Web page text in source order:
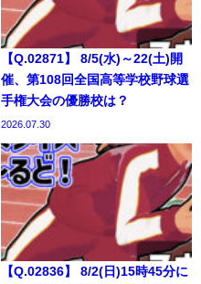
【Q.02871】 8/5(水)～22(土)開
催、第108回全国高等学校野球選
手権大会の優勝校は？
2026.07.30
【Q.02836】 8/2(日)15時45分に